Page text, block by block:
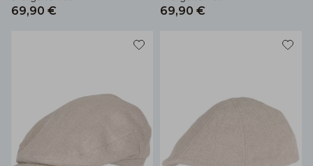
69,90 € 69,90 €